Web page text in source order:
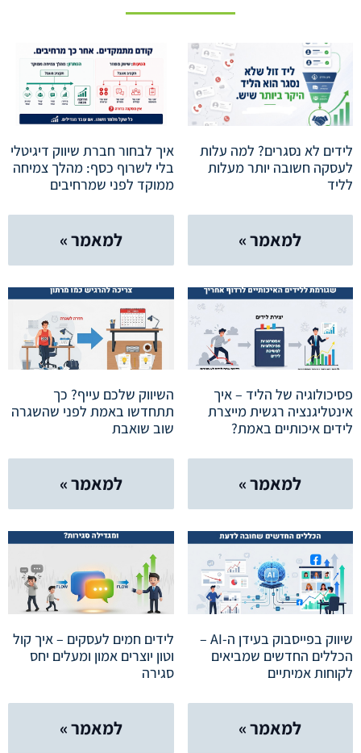
לידים לא נסגרים? למה עלות
לעסקה חשובה יותר מעלות
לליד
למאמר »
איך לבחור חברת שיווק דיגיטלי
בלי לשרוף כסף: מהלך צמיחה
ממוקד לפני שמרחיבים
למאמר »
פסיכולוגיה של הליד – איך
אינטליגנציה רגשית מייצרת
לידים איכותיים באמת?
למאמר »
השיווק שלכם עייף? כך
תתחדשו באמת לפני שהשגרה
שוב שואבת
למאמר »
שיווק בפייסבוק בעידן ה-AI –
הכללים החדשים שמביאים
לקוחות אמיתיים
למאמר »
לידים חמים לעסקים – איך קול
וטון יוצרים אמון ומעלים יחס
סגירה
למאמר »